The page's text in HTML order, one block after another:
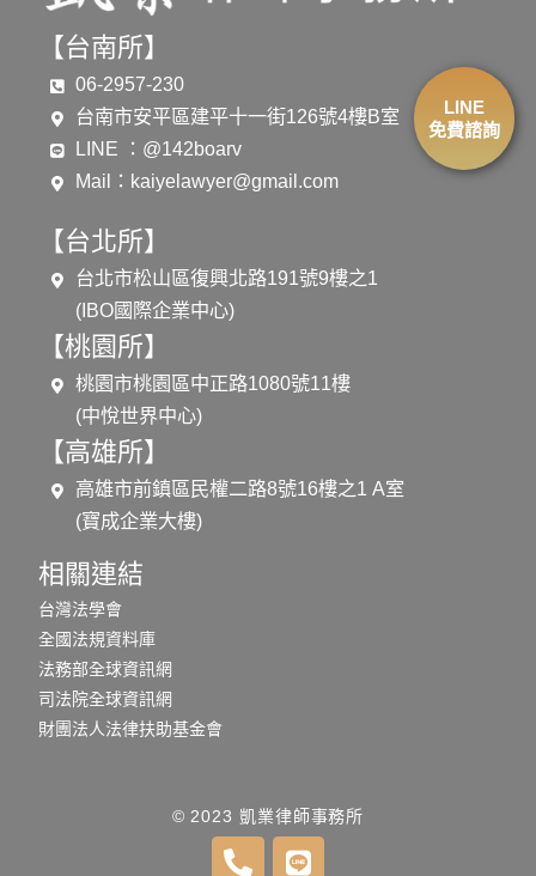
【台南所】
06-2957-230
台南市安平區建平十一街126號4樓B室
LINE ：@142boarv
Mail： kaiyelawyer@gmail.com
【台北所】
台北市松山區復興北路191號9樓之1
(IBO國際企業中心)
【桃園所】
桃園市桃園區中正路1080號11樓
(中悅世界中心)
【高雄所】
高雄市前鎮區民權二路8號16樓之1 A室
(寶成企業大樓)
相關連結
台灣法學會
全國法規資料庫
法務部全球資訊網
司法院全球資訊網
財團法人法律扶助基金會
© 2023 凱業律師事務所
LINE
免費諮詢